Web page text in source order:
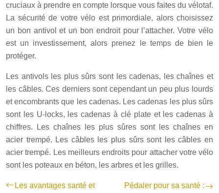
cruciaux à prendre en compte lorsque vous faites du vélotaf.
La sécurité de votre vélo est primordiale, alors choisissez
un bon antivol et un bon endroit pour l’attacher. Votre vélo
est un investissement, alors prenez le temps de bien le
protéger.
Les antivols les plus sûrs sont les cadenas, les chaînes et
les câbles. Ces derniers sont cependant un peu plus lourds
et encombrants que les cadenas. Les cadenas les plus sûrs
sont les U-locks, les cadenas à clé plate et les cadenas à
chiffres. Les chaînes les plus sûres sont les chaînes en
acier trempé. Les câbles les plus sûrs sont les câbles en
acier trempé. Les meilleurs endroits pour attacher votre vélo
sont les poteaux en béton, les arbres et les grilles.
Les avantages santé et
Pédaler pour sa santé :